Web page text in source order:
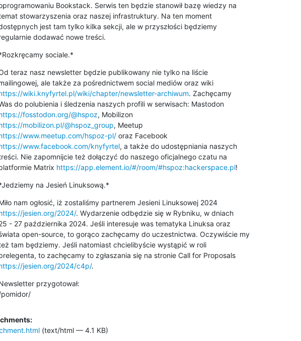
Bookstack. Serwis ten będzie stanowił bazę wiedzy na
stowarzyszenia oraz naszej infrastruktury. Na ten moment
jest tam tylko kilka sekcji, ale w przyszłości będziemy
dodawać nowe treści.
sociale.*
teraz nasz newsletter będzie publikowany nie tylko na liście
wiki.knyfyrtel.pl/wiki/chapter/newsletter-archiwum. Zachęcamy
fosstodon.org/@hspoz
mobilizon.pl/@hspoz_group
www.meetup.com/hspoz-pl/
www.facebook.com/knyfyrtel, a także do udostępniania naszych
Nie zapomnijcie też dołączyć do naszego oficjalnego czatu na
Matrix https://app.element.io/#/room/#hspoz:hackerspace.pl!
na Jesień Linuksową.*
jesien.org/2024/. Wydarzenie odbędzie się w Rybniku, w dniach
- 27 października 2024. Jeśli interesuje was tematyka Linuksa oraz
open-source, to gorąco zachęcamy do uczestnictwa. Oczywiście my
tam będziemy. Jeśli natomiast chcielibyście wystąpić w roli
jesien.org/2024/c4p/.
przygotował:
(text/html — 4.1 KB)